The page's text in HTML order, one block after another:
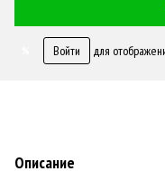
Войти для
Описание